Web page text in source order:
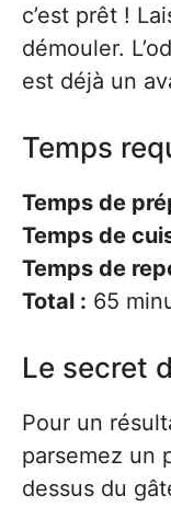
c’est prêt !
démouler.
est déjà un
Temps
Temps de
Temps de
Temps de
Total : 65
Le secret
Pour un
parsemez un
dessus du